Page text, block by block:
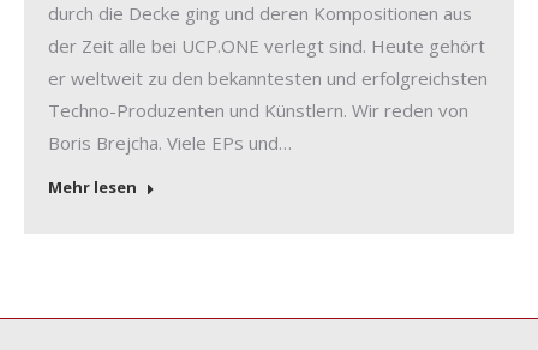
durch die Decke ging und deren Kompositionen aus
der Zeit alle bei UCP.ONE verlegt sind. Heute gehört
er weltweit zu den bekanntesten und erfolgreichsten
Techno-Produzenten und Künstlern. Wir reden von
Boris Brejcha. Viele EPs und…
Mehr lesen